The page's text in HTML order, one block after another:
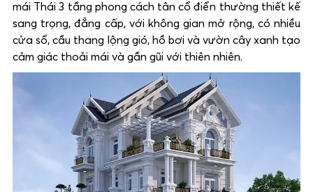
mái Thái 3 tầng phong cách tân cổ điển thường thiết kế
sang trọng, đẳng cấp, với không gian mở rộng, có nhiều
cửa sổ, cầu thang lộng gió, hồ bơi và vườn cây xanh tạo
cảm giác thoải mái và gần gũi với thiên nhiên.